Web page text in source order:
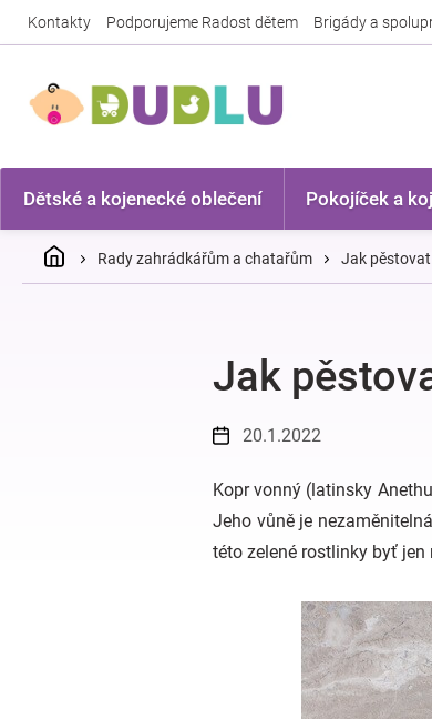
Kontakty Podporujeme Radost dětem Brigády a
Dětské a kojenecké oblečení Pokojíček a
DomůRady zahrádkářům a chatařům Jak
Jak
20.1.2022
Kopr vonný (latinsky
Jeho vůně je
této zelené rostlinky byť jen